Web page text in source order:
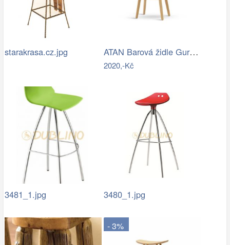
starakrasa.cz.jpg ATAN Barová židle Guru masiv buk - II…
2020,-Kč
3481_1.jpg 3480_1.jpg
- 3%